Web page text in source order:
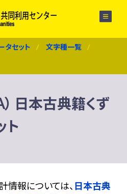
タセット 文字種一覧
） 日本古典籍くず
ト
情報については、 日本古典